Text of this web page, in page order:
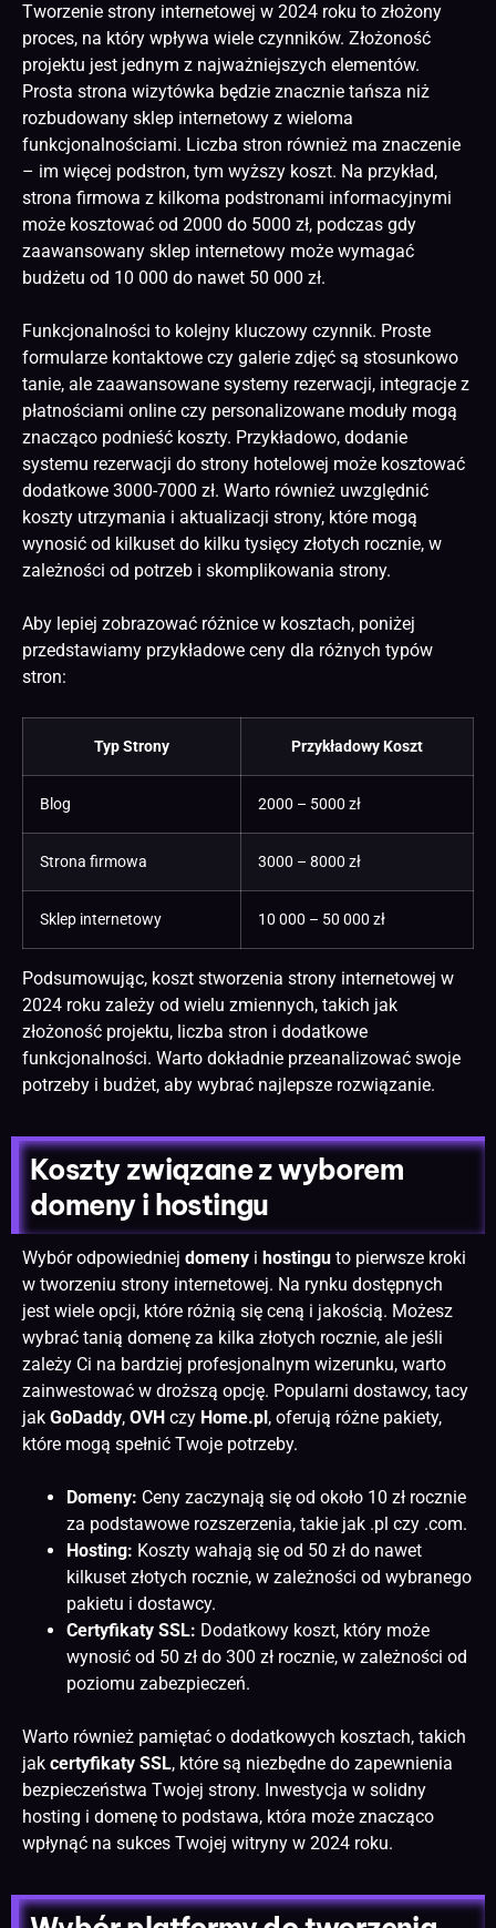
Tworzenie strony internetowej w 2024 roku to złożony
proces, na który wpływa wiele czynników. Złożoność
projektu jest jednym z najważniejszych elementów.
Prosta strona wizytówka będzie znacznie tańsza niż
rozbudowany sklep internetowy z wieloma
funkcjonalnościami. Liczba stron również ma znaczenie
– im więcej podstron, tym wyższy koszt. Na przykład,
strona firmowa z kilkoma podstronami informacyjnymi
może kosztować od 2000 do 5000 zł, podczas gdy
zaawansowany sklep internetowy może wymagać
budżetu od 10 000 do nawet 50 000 zł.
Funkcjonalności to kolejny kluczowy czynnik. Proste
formularze kontaktowe czy galerie zdjęć są stosunkowo
tanie, ale zaawansowane systemy rezerwacji, integracje z
płatnościami online czy personalizowane moduły mogą
znacząco podnieść koszty. Przykładowo, dodanie
systemu rezerwacji do strony hotelowej może kosztować
dodatkowe 3000-7000 zł. Warto również uwzględnić
koszty utrzymania i aktualizacji strony, które mogą
wynosić od kilkuset do kilku tysięcy złotych rocznie, w
zależności od potrzeb i skomplikowania strony.
Aby lepiej zobrazować różnice w kosztach, poniżej
przedstawiamy przykładowe ceny dla różnych typów
stron:
Typ Strony Przykładowy Koszt
Blog 2000 – 5000 zł
Strona firmowa 3000 – 8000 zł
Sklep internetowy 10 000 – 50 000 zł
Podsumowując, koszt stworzenia strony internetowej w
2024 roku zależy od wielu zmiennych, takich jak
złożoność projektu, liczba stron i dodatkowe
funkcjonalności. Warto dokładnie przeanalizować swoje
potrzeby i budżet, aby wybrać najlepsze rozwiązanie.
Koszty związane z wyborem
domeny i hostingu
Wybór odpowiedniej domeny i hostingu to pierwsze kroki
w tworzeniu strony internetowej. Na rynku dostępnych
jest wiele opcji, które różnią się ceną i jakością. Możesz
wybrać tanią domenę za kilka złotych rocznie, ale jeśli
zależy Ci na bardziej profesjonalnym wizerunku, warto
zainwestować w droższą opcję. Popularni dostawcy, tacy
jak GoDaddy, OVH czy Home.pl , oferują różne pakiety,
które mogą spełnić Twoje potrzeby.
Domeny: Ceny zaczynają się od około 10 zł rocznie
za podstawowe rozszerzenia, takie jak .pl czy .com.
Hosting: Koszty wahają się od 50 zł do nawet
kilkuset złotych rocznie, w zależności od wybranego
pakietu i dostawcy.
Certyfikaty SSL: Dodatkowy koszt, który może
wynosić od 50 zł do 300 zł rocznie, w zależności od
poziomu zabezpieczeń.
Warto również pamiętać o dodatkowych kosztach, takich
jak certyfikaty SSL, które są niezbędne do zapewnienia
bezpieczeństwa Twojej strony. Inwestycja w solidny
hosting i domenę to podstawa, która może znacząco
wpłynąć na sukces Twojej witryny w 2024 roku.